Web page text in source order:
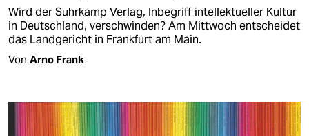
Wird der Suhrkamp Verlag, Inbegriff intellektueller Kultur
in Deutschland, verschwinden? Am Mittwoch entscheidet
das Landgericht in Frankfurt am Main.
Von Arno Frank